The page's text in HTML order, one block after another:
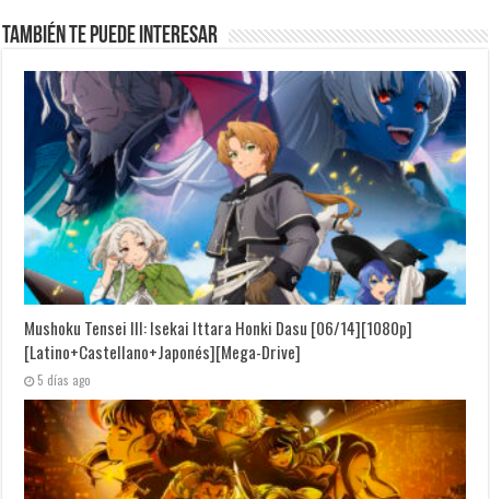
También te puede interesar
Mushoku Tensei III: Isekai Ittara Honki Dasu [06/14][1080p]
[Latino+Castellano+Japonés][Mega-Drive]
5 días ago